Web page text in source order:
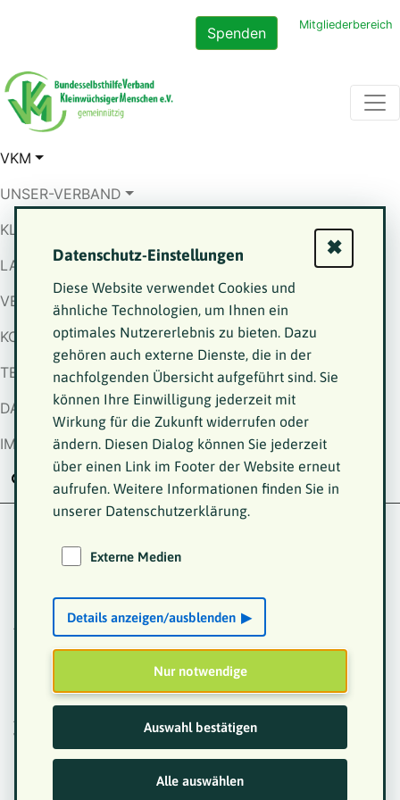
Spenden Mitgliederbereich
VKM
UNSER-VERBAND
KLEINWUCHS
LANDESVERBÄNDE
VERÖFFENTLICHUNGEN
KONTAKT
TERMINE
DATENSCHUTZ
IMPRESSUM
Games 2023
Schwimmen
Am Freitag holten unsere Schwimmerinnen viele
Medaillen.
Bericht Sandra Berndt
Alle Fotos vom BKMF / Anna Spindelndreier / Steffie
Wunderl / Andrea Bowinkel / Martina Goyert / Michael
Bause
Datenschutz-Einstellungen
Diese Website verwendet Cookies und
ähnliche Technologien, um Ihnen ein
optimales Nutzererlebnis zu bieten. Dazu
gehören auch externe Dienste, die in der
nachfolgenden Übersicht aufgeführt sind. Sie
können Ihre Einwilligung jederzeit mit
Wirkung für die Zukunft widerrufen oder
ändern. Diesen Dialog können Sie jederzeit
über einen Link im Footer der Website erneut
aufrufen. Weitere Informationen finden Sie in
unserer Datenschutzerklärung.
Externe Medien
Details anzeigen/ausblenden
Nur notwendige
Auswahl bestätigen
Alle auswählen
✖